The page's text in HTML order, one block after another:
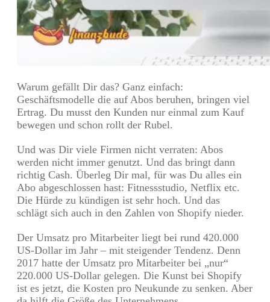
Warum gefällt Dir das? Ganz einfach:
Geschäftsmodelle die auf Abos beruhen, bringen viel
Ertrag. Du musst den Kunden nur einmal zum Kauf
bewegen und schon rollt der Rubel.
Und was Dir viele Firmen nicht verraten: Abos
werden nicht immer genutzt. Und das bringt dann
richtig Cash. Überleg Dir mal, für was Du alles ein
Abo abgeschlossen hast: Fitnessstudio, Netflix etc.
Die Hürde zu kündigen ist sehr hoch. Und das
schlägt sich auch in den Zahlen von Shopify nieder.
Der Umsatz pro Mitarbeiter liegt bei rund 420.000
US-Dollar im Jahr – mit steigender Tendenz. Denn
2017 hatte der Umsatz pro Mitarbeiter bei „nur“
220.000 US-Dollar gelegen. Die Kunst bei Shopify
ist es jetzt, die Kosten pro Neukunde zu senken. Aber